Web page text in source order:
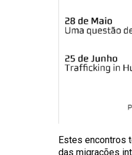
Estes encontros
das migrações